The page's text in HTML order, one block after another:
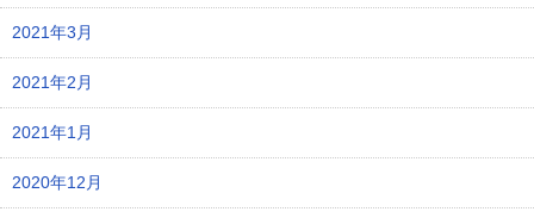
2021年3月
2021年2月
2021年1月
2020年12月